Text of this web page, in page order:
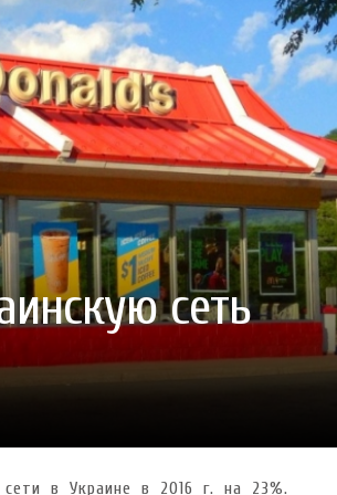
ТМ Varto вже у VARUS - 20.10.2025
ТМ Varto вже у VARUS - 10.10.2025
- 22.09.2025
«ФРУТТАНЧИК» СПРОБУЙ ЗІ ЗНИЖКОЮ -40 %
400 ПОЗИЦІЙ,
СМАКИ
сеть
сети в Украине в 2016 г. на 23%.